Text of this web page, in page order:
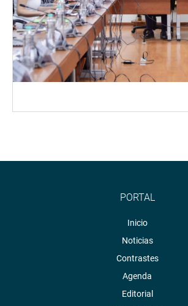
PORTAL
Inicio
Noticias
Contrastes
Agenda
Editorial